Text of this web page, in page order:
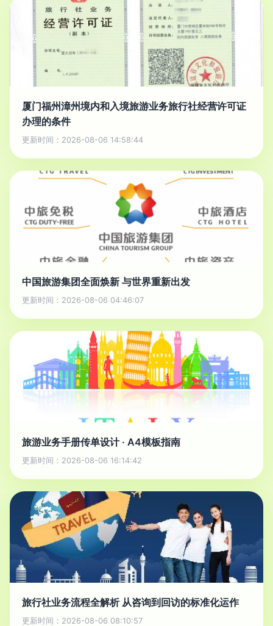
厦门福州漳州境内和入境旅游业务旅行社经营许可证
办理的条件
更新时间：2026-08-06 14:58:44
中国旅游集团全面焕新 与世界重新出发
更新时间：2026-08-06 04:46:07
旅游业务手册传单设计 · A4模板指南
更新时间：2026-08-06 16:14:42
旅行社业务流程全解析 从咨询到回访的标准化运作
更新时间：2026-08-06 08:10:57